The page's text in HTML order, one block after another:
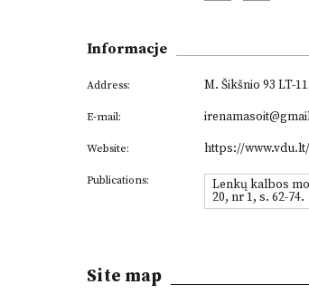
Informacje
Address: M. Šikšnio 93 LT-
E-mail:
Website: https://
Publications: Lenkų kalbos
20, nr 1, s. 62-74.
Site map